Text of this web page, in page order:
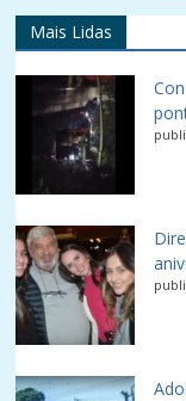
Mais Lidas